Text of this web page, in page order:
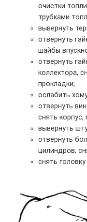
очистки
трубками
вывернуть
отвернуть
шайбы
отвернуть
коллектора,
прокладки;
ослабить
отвернуть
снять корпус,
вывернуть
отвернуть
цилиндров,
снять